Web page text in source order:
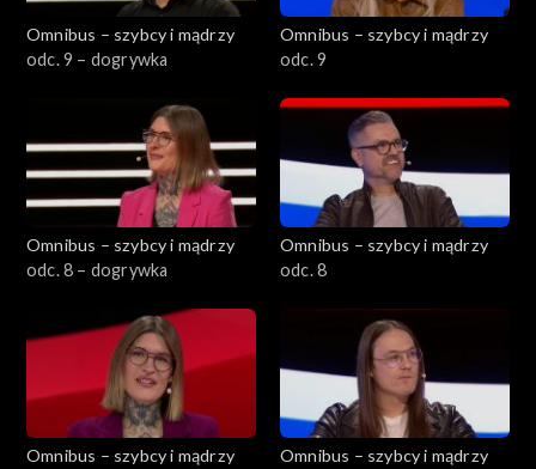
Omnibus – szybcy i mądrzy
odc. 9 – dogrywka
Omnibus – szybcy i mądrzy
odc. 9
Omnibus – szybcy i mądrzy
odc. 8 – dogrywka
Omnibus – szybcy i mądrzy
odc. 8
Omnibus – szybcy i mądrzy
Omnibus – szybcy i mądrzy